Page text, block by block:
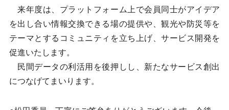
来年度は、プラットフォーム上で会員同士がアイデア
を出し合い情報交換できる場の提供や、観光や防災等を
テーマとするコミュニティを立ち上げ、サービス開発を
促進いたします。
民間データの利活用を後押しし、新たなサービス創出
につなげてまいります。